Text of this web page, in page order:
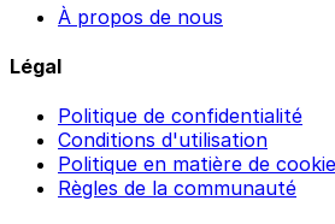
À propos de nous
Légal
Politique de confidentialité
Conditions d'utilisation
Politique en matière de
Règles de la communauté